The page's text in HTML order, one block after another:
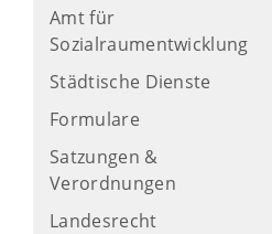
Amt für
Sozialraumentwicklung
Städtische Dienste
Formulare
Satzungen &
Verordnungen
Landesrecht